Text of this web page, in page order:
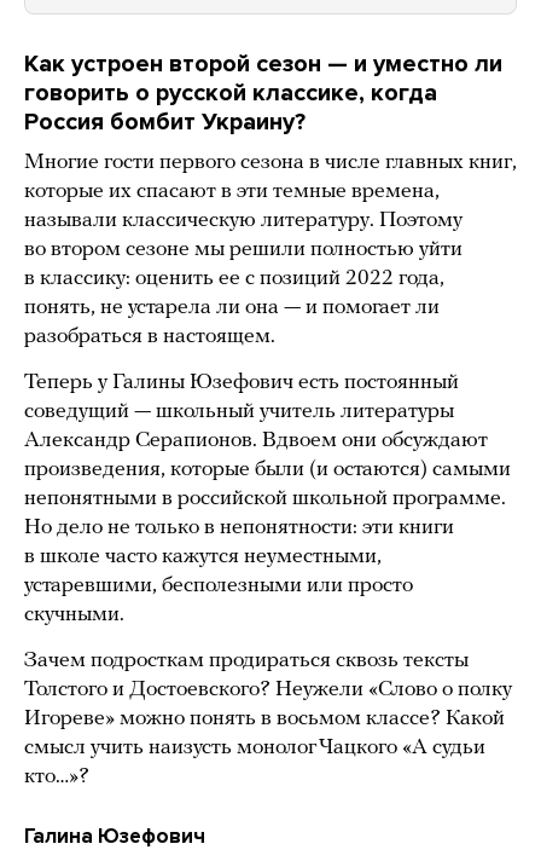
Как устроен второй сезон — и уместно ли
говорить о русской классике, когда
Россия бомбит Украину?
Многие гости первого сезона в числе главных книг,
которые их спасают в эти темные времена,
называли классическую литературу. Поэтому
во втором сезоне мы решили полностью уйти
в классику: оценить ее с позиций 2022 года,
понять, не устарела ли она — и помогает ли
разобраться в настоящем.
Теперь у Галины Юзефович есть постоянный
соведущий — школьный учитель литературы
Александр Серапионов. Вдвоем они обсуждают
произведения, которые были (и остаются) самыми
непонятными в российской школьной программе.
Но дело не только в непонятности: эти книги
в школе часто кажутся неуместными,
устаревшими, бесполезными или просто
скучными.
Зачем подросткам продираться сквозь тексты
Толстого и Достоевского? Неужели «Слово о полку
Игореве» можно понять в восьмом классе? Какой
смысл учить наизусть монолог Чацкого «А судьи
кто…»?
Галина Юзефович